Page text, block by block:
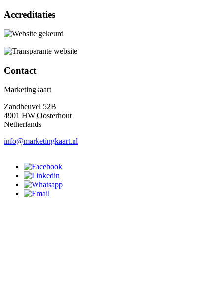
Accreditaties
Contact
Marketingkaart
Zandheuvel 52B
4901 HW Oosterhout
Netherlands
info@marketingkaart.nl